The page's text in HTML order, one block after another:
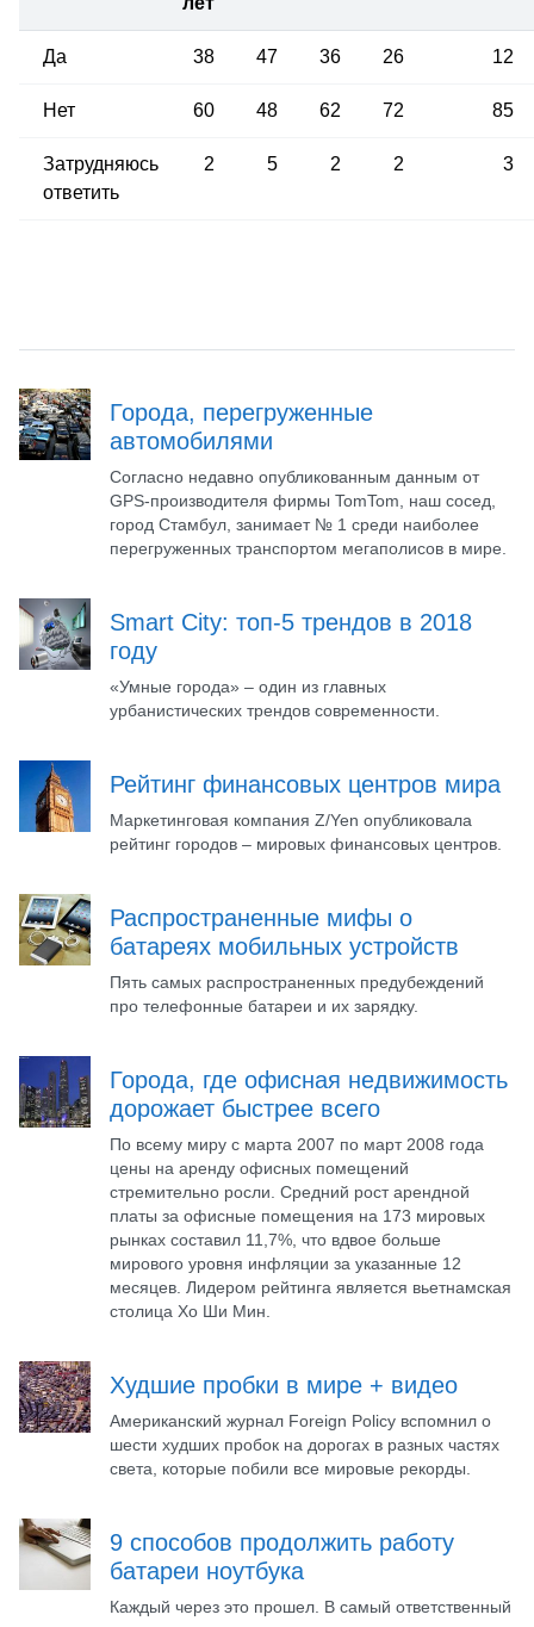
Да 38 47 36 26 12
Нет 60 48 62 72 85
Затрудняюсь
ответить
2 5 2 2 3
Города, перегруженные
автомобилями
Согласно недавно опубликованным данным от
GPS-производителя фирмы TomTom, наш сосед,
город Стамбул, занимает № 1 среди наиболее
перегруженных транспортом мегаполисов в мире.
Smart City: топ-5 трендов в 2018
году
«Умные города» – один из главных
урбанистических трендов современности.
Рейтинг финансовых центров мира
Маркетинговая компания Z/Yen опубликовала
рейтинг городов – мировых финансовых центров.
Распространенные мифы о
батареях мобильных устройств
Пять самых распространенных предубеждений
про телефонные батареи и их зарядку.
Города, где офисная недвижимость
дорожает быстрее всего
По всему миру с марта 2007 по март 2008 года
цены на аренду офисных помещений
стремительно росли. Средний рост арендной
платы за офисные помещения на 173 мировых
рынках составил 11,7%, что вдвое больше
мирового уровня инфляции за указанные 12
месяцев. Лидером рейтинга является вьетнамская
столица Хо Ши Мин.
Худшие пробки в мире + видео
Американский журнал Foreign Policy вспомнил о
шести худших пробок на дорогах в разных частях
света, которые побили все мировые рекорды.
9 способов продолжить работу
батареи ноутбука
Каждый через это прошел. В самый ответственный